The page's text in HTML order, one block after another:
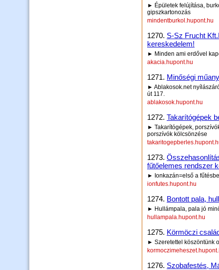
► Épületek felújítása,
gipszkartonozás
mindentburkol.hupont.hu
1270. S-Sz Frucht
kereskedelem!
► Minden ami erdővel
akacia.hupont.hu
1271. Minőségi
► Ablakosok.net
út 117.
ablakosok.hupont.hu
1272. Takarítógépek
► Takarítógépek,
porszívók kölcsönzése
1273.
fűtőelemes rendszer
► Ionkazán=első a
ionfutes.hupont.hu
1274. Bontott pala,
► Hullámpala, pala jó
hullampala.hupont.hu
1275. Körmöczi
► Szeretettel köszöntünk
1276. Szobafestés,